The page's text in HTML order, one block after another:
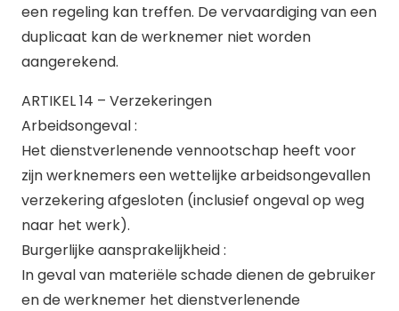
een regeling kan treffen. De vervaardiging van een
duplicaat kan de werknemer niet worden
aangerekend.
ARTIKEL 14 – Verzekeringen
Arbeidsongeval :
Het dienstverlenende vennootschap heeft voor
zijn werknemers een wettelijke arbeidsongevallen
verzekering afgesloten (inclusief ongeval op weg
naar het werk).
Burgerlijke aansprakelijkheid :
In geval van materiële schade dienen de gebruiker
en de werknemer het dienstverlenende